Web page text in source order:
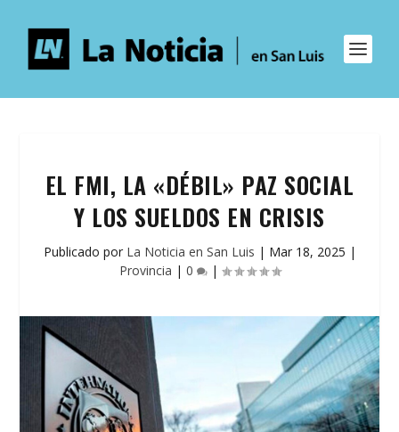
EL FMI, LA «DÉBIL» PAZ SOCIAL
Y LOS SUELDOS EN CRISIS
Publicado por La Noticia en San Luis | Mar 18, 2025 |
Provincia | 0 |